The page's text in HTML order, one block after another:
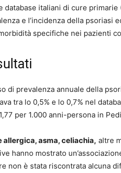
database italiani di cure
e l’incidenza della psoriasi
specifiche nei pazienti
di prevalenza annuale della
tra lo 0,5% e lo 0,7% nel
per 1.000 anni-persona in
allergica, asma, celiachia, altre
hanno mostrato
non è stata riscontrata alcuna